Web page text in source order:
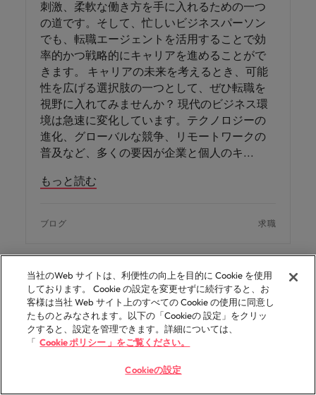
刺激、柔軟な働き方を手に入れるための一つ
の道です。そして、忙しいビジネスパーソン
でも、転職エージェントを活用することで効
率的かつ戦略的にキャリアを進めることがで
きます。 キャリアの未来を考えるとき、可能
性を広げる選択肢の一つとして、ぜひ転職を
視野に入れてみませんか？ 現代のビジネス環
境は急速に変化しています。テクノロジーの
進化、グローバルな競争、リモートワークの
普及など、多くの要因が企業と個人のキ
もっと読む
ブログ 求職
当社のWeb サイトは、利便性の向上を目的に Cookie を使用
しております。 Cookie の設定を変更せずに続行すると、お
客様は当社 Web サイト上のすべての Cookie の使用に同意し
たものとみなされます。以下の「Cookieの 設定」をクリッ
クすると、設定を管理できます。詳細については、
「 Cookie ポリシー 」をご覧ください。
Cookieの設定